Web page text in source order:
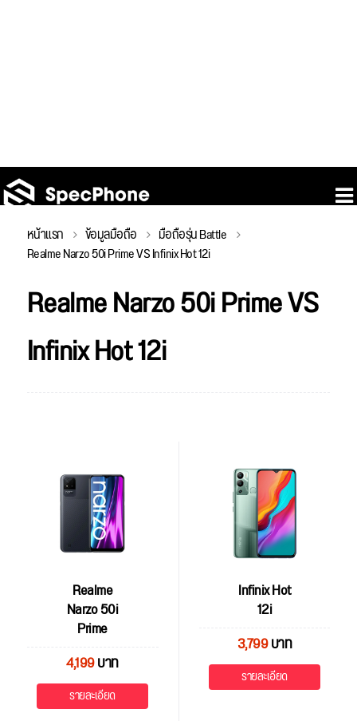
หน้าแรก ข้อมูลมือถือ มือถือรุ่น Battle
Realme Narzo 50i Prime VS Infinix Hot 12i
Realme Narzo 50i Prime VS
Infinix Hot 12i
Realme
Narzo 50i
Prime
4,199บาท
รายละเอียด
Infinix Hot
12i
3,799บาท
รายละเอียด